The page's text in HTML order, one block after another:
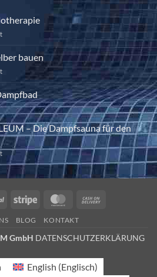
für
Kraft
der
Halotherapie
bauen
für
Dampfbad
selber
bauen
– Die Dampfsauna für den
für
Außensauna
SOLEUM
Dampfsauna
den
PayPal Stripe MasterCard
BLOG KONTAKT
GmbH DATENSCHUTZERKLÄRUNG
English (Englisch)